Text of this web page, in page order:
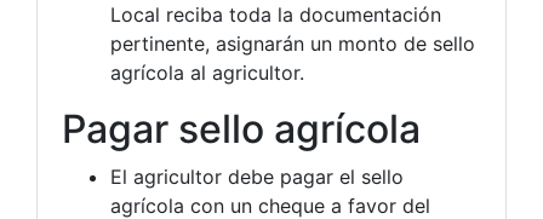
Local reciba toda la documentación
pertinente, asignarán un monto de sello
agrícola al agricultor.
Pagar sello agrícola
El agricultor debe pagar el sello
agrícola con un cheque a favor del